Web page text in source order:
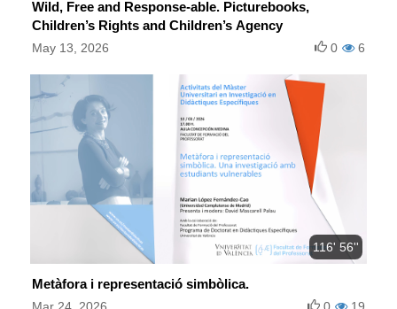
Wild, Free and Response-able. Picturebooks,
Children’s Rights and Children’s Agency
May 13, 2026 6
0
116' 56''
Metàfora i representació simbòlica.
Mar 24, 2026 19
0